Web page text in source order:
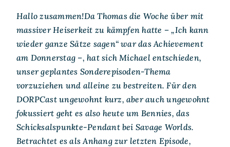
Hallo zusammen!Da Thomas die Woche über mit
massiver Heiserkeit zu kämpfen hatte – „Ich kann
wieder ganze Sätze sagen“ war das Achievement
am Donnerstag –, hat sich Michael entschieden,
unser geplantes Sonderepisoden-Thema
vorzuziehen und alleine zu bestreiten. Für den
DORPCast ungewohnt kurz, aber auch ungewohnt
fokussiert geht es also heute um Bennies, das
Schicksalspunkte-Pendant bei Savage Worlds.
Betrachtet es als Anhang zur letzten Episode,